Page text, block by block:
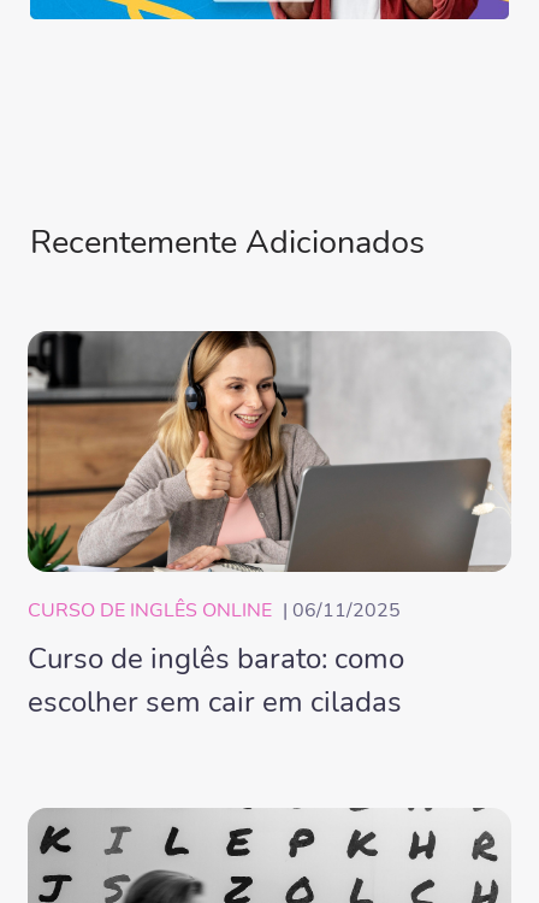
Recentemente Adicionados
CURSO DE INGLÊS ONLINE | 06/11/2025
Curso de inglês barato: como
escolher sem cair em ciladas